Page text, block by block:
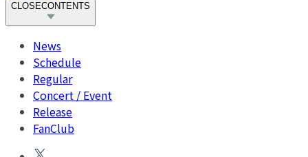
CLOSECONTENTS
News
Schedule
Regular
Concert / Event
Release
FanClub